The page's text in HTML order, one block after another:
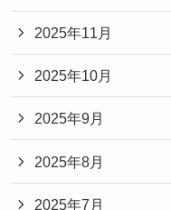
2025年11月
2025年10月
2025年9月
2025年8月
2025年7月